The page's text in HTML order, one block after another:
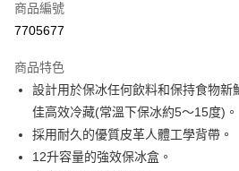
LINE Pay
街口支付
悠遊付
全盈+PAY
商品編號
7705677
商品特色
設計用於保冰任何飲料和保持食物新
佳高效冷藏(常溫下保冰約5～15度)。
採用耐久的優質皮革人體工學背帶。
12升容量的強效保冰盒。